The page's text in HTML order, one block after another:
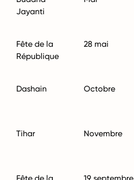
Jayanti
Fête de la
République
28 mai
Dashain Octobre
Tihar Novembre